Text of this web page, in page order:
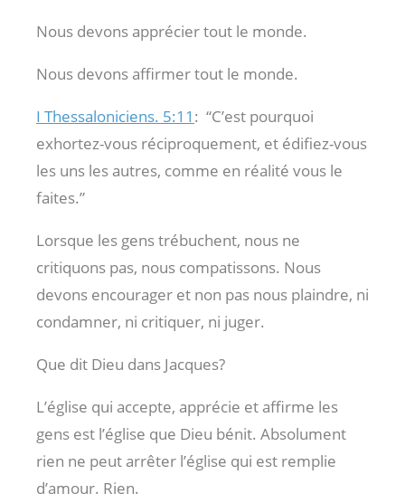
Nous devons apprécier tout le monde.
Nous devons affirmer tout le monde.
I Thessaloniciens. 5:11 : “C’est pourquoi
exhortez-vous réciproquement, et édifiez-vous
les uns les autres, comme en réalité vous le
faites.”
Lorsque les gens trébuchent, nous ne
critiquons pas, nous compatissons. Nous
devons encourager et non pas nous plaindre, ni
condamner, ni critiquer, ni juger.
Que dit Dieu dans Jacques?
L’église qui accepte, apprécie et affirme les
gens est l’église que Dieu bénit. Absolument
rien ne peut arrêter l’église qui est remplie
d’amour. Rien.